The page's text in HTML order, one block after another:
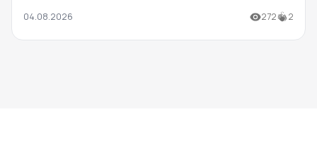
04.08.2026 272 2